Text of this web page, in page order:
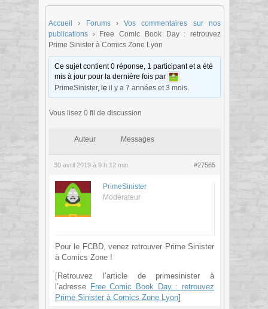
Accueil › Forums ›
Vos commentaires sur nos
publications ›
Free Comic Book Day : retrouvez
Prime Sinister à Comics Zone Lyon
Ce sujet contient 0 réponse, 1 participant et a été
mis à jour pour la dernière fois par
PrimeSinister, leil y a 7 années et 3 mois.
Vous lisez 0 fil de discussion
Auteur Messages
30 avril 2019 à 9 h 12 min #27565
PrimeSinister
Modérateur
Pour le FCBD, venez retrouver Prime Sinister
à Comics Zone !
[Retrouvez l’article de primesinister à
l’adresse Free Comic Book Day : retrouvez
Prime Sinister à Comics Zone Lyon]